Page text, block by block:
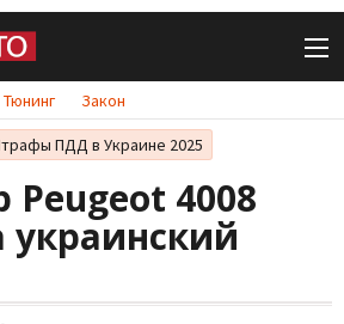
Тюнинг Закон
ПДД в Украине 2025
Peugeot 4008